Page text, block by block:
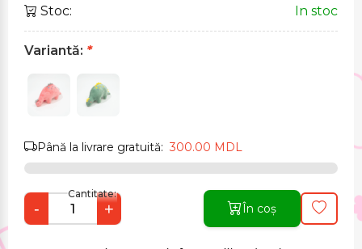
Stoc: In stoc
Variantă: *
Până la livrare gratuită:300.00 MDL
Cantitate:
- + În coș